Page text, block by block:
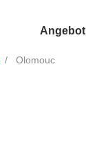
Angebot
Olomouc